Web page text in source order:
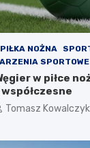
PIŁKA NOŻNA
SPORTOWE
w piłce
Tomasz Kowalczyk